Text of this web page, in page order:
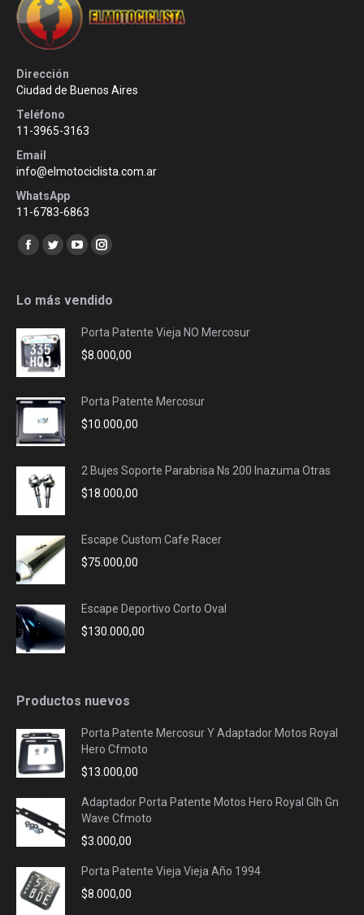
Dirección
Ciudad de Buenos Aires
Teléfono
11-3965-3163
Email
info@elmotociclista.com.ar
WhatsApp
11-6783-6863
Encuéntranos en:
Facebook
opens
new
window
Twitter
opens
new
window
YouTube
opens
new
window
Instagram
opens
new
window
Lo más vendido
Porta Patente Vieja NO Mercosur
$8.000,00
Porta Patente Mercosur
$10.000,00
2 Bujes Soporte Parabrisa Ns 200 Inazuma Otras
$18.000,00
Escape Custom Cafe Racer
$75.000,00
Escape Deportivo Corto Oval
$130.000,00
Productos nuevos
Porta Patente Mercosur Y Adaptador Motos Royal
Hero Cfmoto
$13.000,00
Adaptador Porta Patente Motos Hero Royal Glh Gn
Wave Cfmoto
$3.000,00
Porta Patente Vieja Vieja Año 1994
$8.000,00